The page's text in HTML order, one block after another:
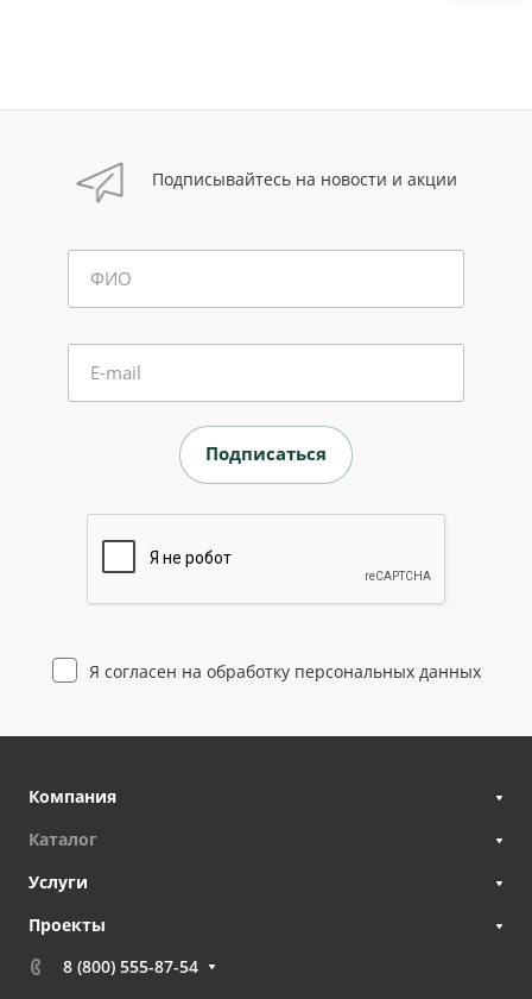
Подписывайтесь на новости и акции
ФИО
E-mail
Я согласен на обработку персональных данных
Компания
Каталог
Услуги
Проекты
8 (800) 555-87-54